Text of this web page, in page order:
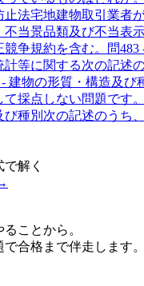
止法宅地建物取引業者
当景品類及び不当表
争規約を含む。
問483
計等に関する次の記述
- 建物の形質・構造及び
採点しない問題です。
種別 次の記述のうち
解く
ことから。
合格まで伴走します。